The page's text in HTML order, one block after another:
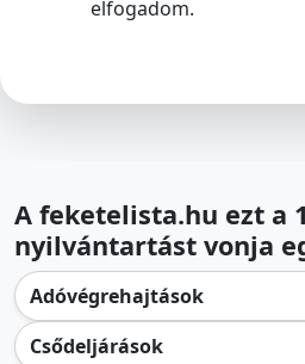
elfogadom.
A feketelista.hu ezt a
nyilvántartást vonja
Adóvégrehajtások
Csődeljárások